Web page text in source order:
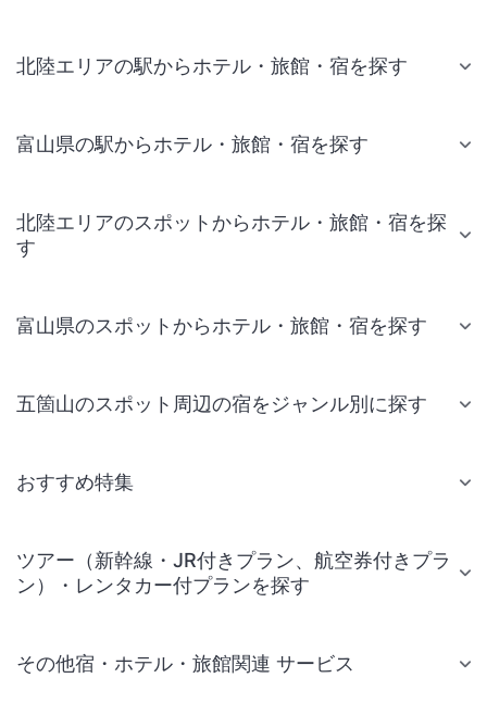
北陸エリアの駅からホテル・旅館・宿を探す
富山県の駅からホテル・旅館・宿を探す
北陸エリアのスポットからホテル・旅館・宿を探
す
富山県のスポットからホテル・旅館・宿を探す
五箇山のスポット周辺の宿をジャンル別に探す
おすすめ特集
ツアー（新幹線・JR付きプラン、航空券付きプラ
ン）・レンタカー付プランを探す
その他宿・ホテル・旅館関連 サービス